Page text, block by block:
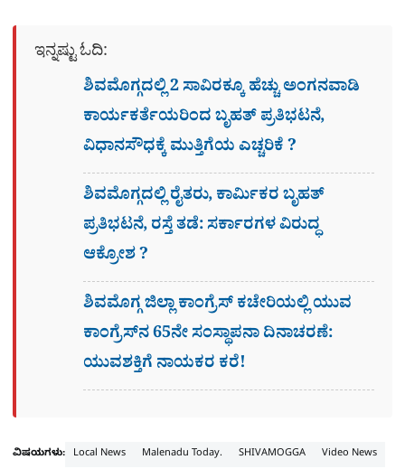
ಇನ್ನಷ್ಟು ಓದಿ:
ಶಿವಮೊಗ್ಗದಲ್ಲಿ 2 ಸಾವಿರಕ್ಕೂ ಹೆಚ್ಚು ಅಂಗನವಾಡಿ
ಕಾರ್ಯಕರ್ತೆಯರಿಂದ ಬೃಹತ್ ಪ್ರತಿಭಟನೆ,
ವಿಧಾನಸೌಧಕ್ಕೆ ಮುತ್ತಿಗೆಯ ಎಚ್ಚರಿಕೆ ?
ಶಿವಮೊಗ್ಗದಲ್ಲಿ ರೈತರು, ಕಾರ್ಮಿಕರ ಬೃಹತ್
ಪ್ರತಿಭಟನೆ, ರಸ್ತೆ ತಡೆ: ಸರ್ಕಾರಗಳ ವಿರುದ್ಧ
ಆಕ್ರೋಶ ?
ಶಿವಮೊಗ್ಗ ಜಿಲ್ಲಾ ಕಾಂಗ್ರೆಸ್ ಕಚೇರಿಯಲ್ಲಿ ಯುವ
ಕಾಂಗ್ರೆಸ್‌ನ 65ನೇ ಸಂಸ್ಥಾಪನಾ ದಿನಾಚರಣೆ:
ಯುವಶಕ್ತಿಗೆ ನಾಯಕರ ಕರೆ!
ವಿಷಯಗಳು: Local News Malenadu Today. SHIVAMOGGA Video News